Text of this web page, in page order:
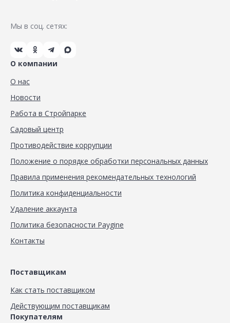
Мы в соц. сетях:
О компании
О нас
Новости
Работа в Стройпарке
Садовый центр
Противодействие коррупции
Положение о порядке обработки персональных данных
Правила применения рекомендательных технологий
Политика конфиденциальности
Удаление аккаунта
Политика безопасности Paygine
Контакты
Поставщикам
Как стать поставщиком
Действующим поставщикам
Покупателям